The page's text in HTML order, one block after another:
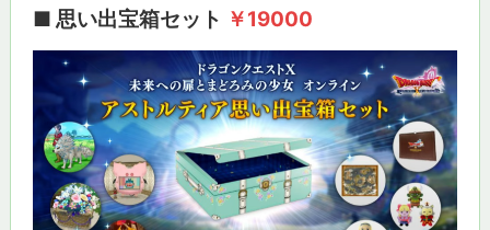
■ 思い出宝箱セット ￥19000